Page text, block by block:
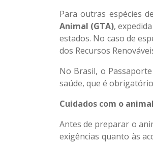
Para outras espécies
Animal (GTA),
estados. No caso de
dos Recursos
No Brasil, o
saúde, que é
Cuidados com o animal
Antes de preparar o
exigências quanto às